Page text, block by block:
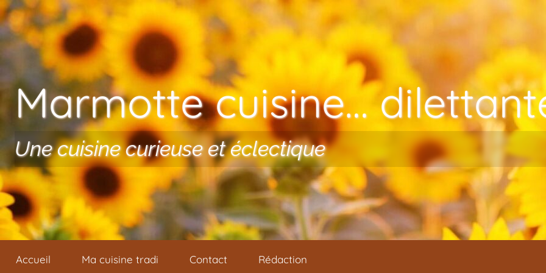
Aller au contenu
Marmotte cuisine…
Une cuisine curieuse et éclectique
Accueil Ma cuisine tradi Contact Rédaction